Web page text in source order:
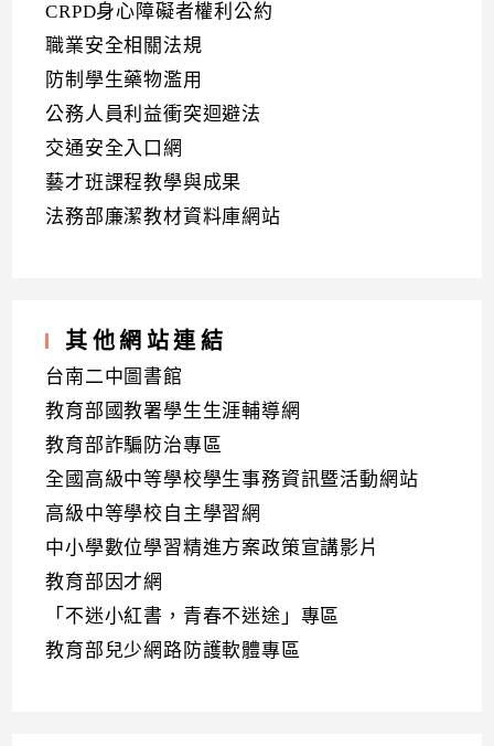
CRPD身心障礙者權利公約
職業安全相關法規
防制學生藥物濫用
公務人員利益衝突迴避法
交通安全入口網
藝才班課程教學與成果
法務部廉潔教材資料庫網站
其他網站連結
台南二中圖書館
教育部國教署學生生涯輔導網
教育部詐騙防治專區
全國高級中等學校學生事務資訊暨活動網站
高級中等學校自主學習網
中小學數位學習精進方案政策宣講影片
教育部因才網
「不迷小紅書，青春不迷途」專區
教育部兒少網路防護軟體專區